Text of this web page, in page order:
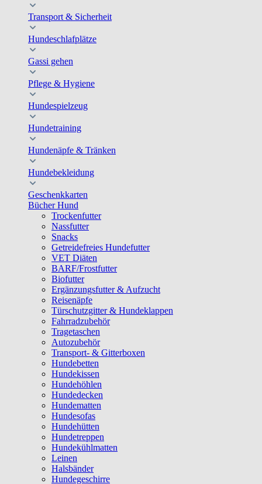
Transport & Sicherheit
Hundeschlafplätze
Gassi gehen
Pflege & Hygiene
Hundespielzeug
Hundetraining
Hundenäpfe & Tränken
Hundebekleidung
Geschenkkarten
Bücher Hund
Trockenfutter
Nassfutter
Snacks
Getreidefreies Hundefutter
VET Diäten
BARF/Frostfutter
Biofutter
Ergänzungsfutter & Aufzucht
Reisenäpfe
Türschutzgitter & Hundeklappen
Fahrradzubehör
Tragetaschen
Autozubehör
Transport- & Gitterboxen
Hundebetten
Hundekissen
Hundehöhlen
Hundedecken
Hundematten
Hundesofas
Hundehütten
Hundetreppen
Hundekühlmatten
Leinen
Halsbänder
Hundegeschirre